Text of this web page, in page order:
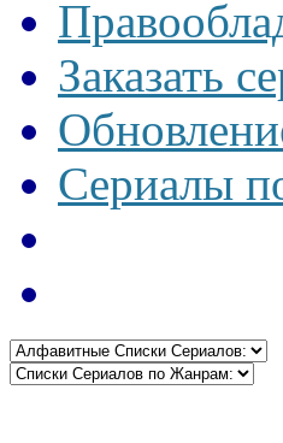
Заказать
Сериалы